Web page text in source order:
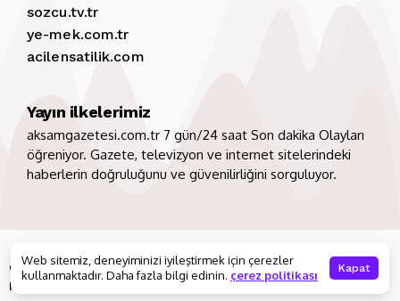
sozcu.tv.tr
ye-mek.com.tr
acilensatilik.com
Yayın ilkelerimiz
aksamgazetesi.com.tr 7 gün/24 saat Son dakika Olayları
öğreniyor. Gazete, televizyon ve internet sitelerindeki
haberlerin doğruluğunu ve güvenilirliğini sorguluyor.
Gizlilik Politikası Yayın ilkelerimiz
İçerik Kaldırma
Hakkımızda
Web sitemiz, deneyiminizi iyileştirmek için çerezler
kullanmaktadır. Daha fazla bilgi edinin. çerez politikası Kapat